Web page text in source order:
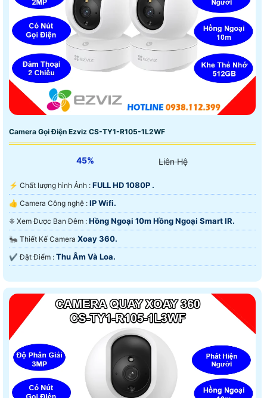
Camera Gọi Điện Ezviz CS-TY1-R105-1L2WF
45% Liên Hệ
️⚡ Chất lượng hình Ảnh : FULL HD 1080P .
👍 Camera Công nghệ : IP Wifi.
❈ Xem Được Ban Đêm : Hồng Ngoại 10m Hồng Ngoại Smart IR.
🐜 Thiết Kế Camera Xoay 360.
️✔️ Đặt Điểm : Thu Âm Và Loa.